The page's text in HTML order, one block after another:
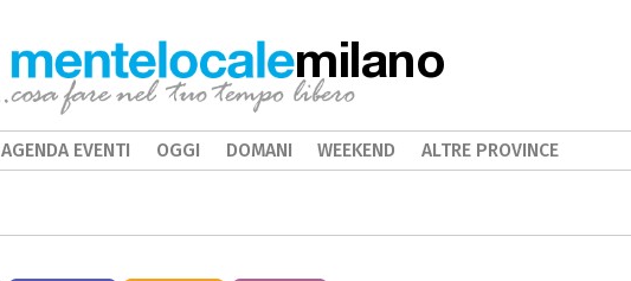
milano
AGENDA EVENTI OGGI DOMANI WEEKEND ALTRE PROVINCE